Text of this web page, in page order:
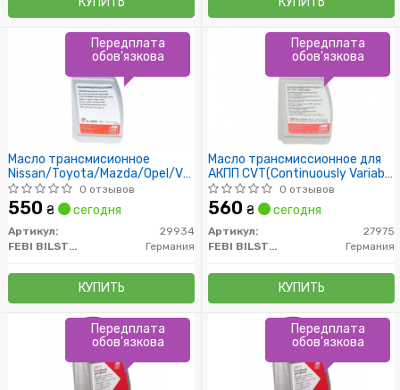
Масло трансмисионное
Nissan/Toyota/Mazda/Opel/VAG
VW G055025 /красная/
0 отзывов
550 ₴ сегодня
Артикул:
29934
FEBI BILSTEIN
Германия
КУПИТЬ
Передплата
обов'язкова
Масло трансмиссионное для
АКПП CVT(Continuously Variable
Transmission) AUDI Multitronic
0 отзывов
560 ₴ сегодня
Артикул:
27975
FEBI BILSTEIN
Германия
КУПИТЬ
Передплата
обов'язкова
Передплата
обов'язкова
Передплата
обов'язкова